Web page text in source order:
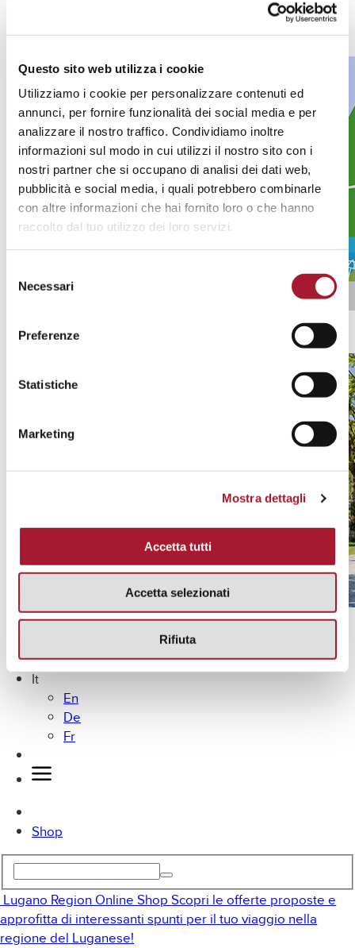
Questo sito web utilizza i cookie
Utilizziamo i cookie per personalizzare contenuti ed
annunci, per fornire funzionalità dei social media e per
analizzare il nostro traffico. Condividiamo inoltre
informazioni sul modo in cui utilizzi il nostro sito con i
nostri partner che si occupano di analisi dei dati web,
pubblicità e social media, i quali potrebbero combinarle
con altre informazioni che hai fornito loro o che hanno
raccolto dal tuo utilizzo dei loro servizi.
delNecessari
Preferenze
Statistiche
Marketing
Mostra dettagli
Accetta tutti
Accetta selezionati
Rifiuta
Scopri tutte le promozioni
Lugano in bici
Offerte
It
En
De
Fr
Shop
Lugano Region Online ShopScopri le offerte proposte e
approfitta di interessanti spunti per il tuo viaggio nella
regione del Luganese!